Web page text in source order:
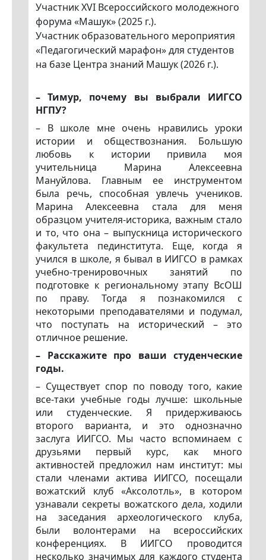
Участник XVI Всероссийского молодежного
форума «Машук» (2025 г.).
Участник образовательного мероприятия
«Педагогический марафон» для студентов
на базе Центра знаний Машук (2026 г.).
– Тимур, почему вы выбрали ИИГСО
НГПУ?
– В школе мне очень нравились уроки
истории и обществознания. Большую
любовь к истории привила моя
учительница Марина Алексеевна
Мануйлова. Главным ее инструментом
была речь, способная увлечь учеников.
Марина Алексеевна стала для меня
образцом учителя-историка, важным стало
и то, что она – выпускница исторического
факультета пединститута. Еще, когда я
учился в школе, я бывал в ИИГСО в рамках
учебно-тренировочных занятий по
подготовке к региональному этапу ВсОШ
по праву. Тогда я познакомился с
некоторыми преподавателями и подумал,
что поступать на исторический – это
отличное решение.
– Расскажите про ваши студенческие
годы.
– Существует спор по поводу того, какие
все-таки учебные годы лучше: школьные
или студенческие. Я придерживаюсь
второго варианта, и это однозначно
заслуга ИИГСО. Мы часто вспоминаем с
друзьями первый курс, как много
активностей предложил нам институт: мы
стали членами актива ИИГСО, посещали
вожатский клуб «Аксолотль», в котором
узнавали секреты вожатского дела, ходили
на заседания археологического клуба,
были волонтерами на всероссийских
конференциях. В ИИГСО проводится
несколько значимых для каждого студента